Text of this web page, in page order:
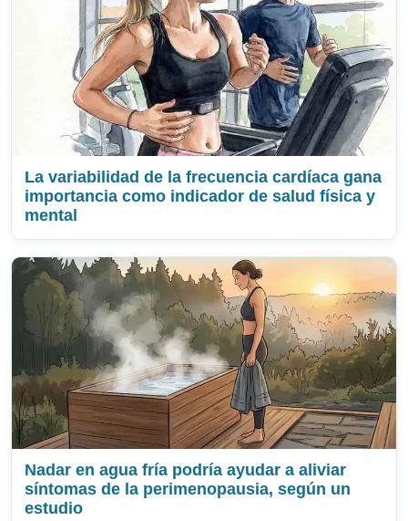
La variabilidad de la frecuencia cardíaca gana
importancia como indicador de salud física y
mental
Nadar en agua fría podría ayudar a aliviar
síntomas de la perimenopausia, según un
estudio